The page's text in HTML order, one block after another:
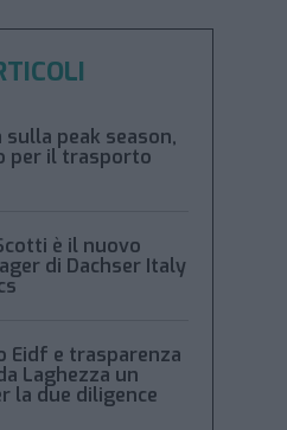
peak season,
per il trasporto
è il nuovo
di Dachser Italy
Eidf e trasparenza
Laghezza un
la due diligence